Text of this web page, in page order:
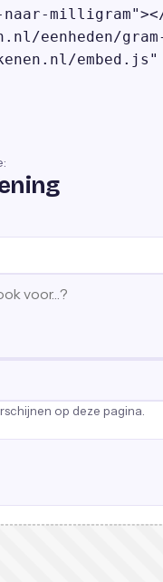
eenheden/
op deze pagina.